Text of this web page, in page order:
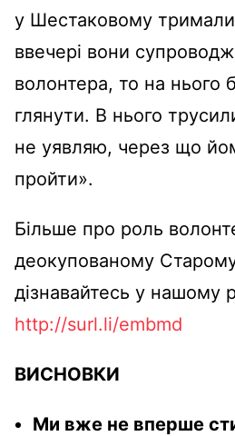
у Шестаковому тримали
ввечері вони
волонтера, то на нього
глянути. В нього
не уявляю, через що
пройти».
Більше про роль
деокупованому
дізнавайтесь у нашому
http://surl.li/embmd
ВИСНОВКИ
Ми вже не вперше